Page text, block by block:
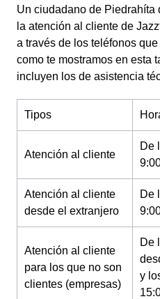
Un ciudadano de Piedrahíta
la atención al cliente de
a través de los teléfonos
como te mostramos en esta
incluyen los de asistencia
Tipos
Atención al cliente
De
Atención al cliente
desde el extranjero
De
Atención al cliente
para los que no son
clientes (empresas)
De
y